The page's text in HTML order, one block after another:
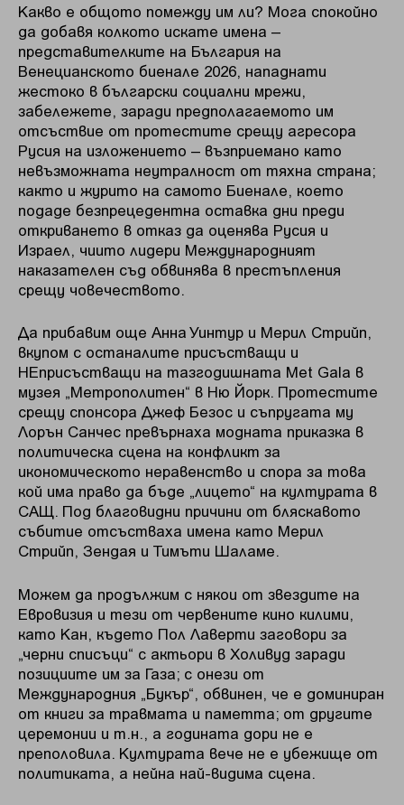
Какво е общото помежду им ли? Мога спокойно
да добавя колкото искате имена –
представителките на България на
Венецианското биенале 2026, нападнати
жестоко в български социални мрежи,
забележете, заради предполагаемото им
отсъствие от протестите срещу агресора
Русия на изложението – възприемано като
невъзможната неутралност от тяхна страна;
както и журито на самото Биенале, което
подаде безпрецедентна оставка дни преди
откриването в отказ да оценява Русия и
Израел, чиито лидери Международният
наказателен съд обвинява в престъпления
срещу човечеството.
Да прибавим още Анна Уинтур и Мерил Стрийп,
вкупом с останалите присъстващи и
НЕприсъстващи на тазгодишната Met Gala в
музея „Метрополитен“ в Ню Йорк. Протестите
срещу спонсора Джеф Безос и съпругата му
Лорън Санчес превърнаха модната приказка в
политическа сцена на конфликт за
икономическото неравенство и спора за това
кой има право да бъде „лицето“ на културата в
САЩ. Под благовидни причини от бляскавото
събитие отсъстваха имена като Мерил
Стрийп, Зендая и Тимъти Шаламе.
Можем да продължим с някои от звездите на
Евровизия и тези от червените кино килими,
като Кан, където Пол Лаверти заговори за
„черни списъци“ с актьори в Холивуд заради
позициите им за Газа; с онези от
Международния „Букър“, обвинен, че е доминиран
от книги за травмата и паметта; от другите
церемонии и т.н., а годината дори не е
преполовила. Културата вече не е убежище от
политиката, а нейна най-видима сцена.